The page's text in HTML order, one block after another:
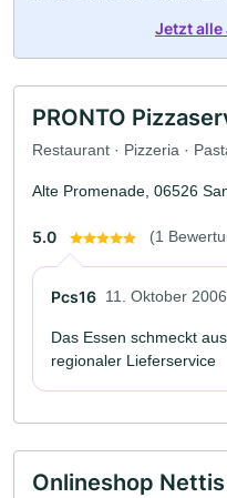
Jetzt alle
PRONTO
Restaurant · Pizzeria ·
Alte Promenade, 06526
5.0 (1
Pcs16 11. Oktober 2006
Das Essen schmeckt
regionaler Lieferservice
Onlineshop